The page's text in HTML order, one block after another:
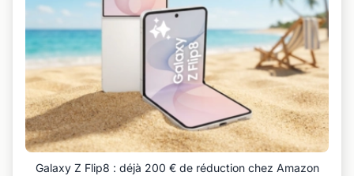
Galaxy Z Flip8 : déjà 200 € de réduction chez Amazon